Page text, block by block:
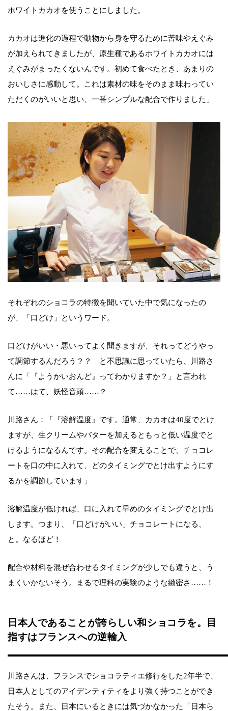
ホワイトカカオを使うことにしました。
カカオは進化の過程で動物から身を守るために苦味やえぐみ
が加えられてきましたが、原生種であるホワイトカカオには
えぐみがまったくないんです。初めて食べたとき、あまりの
おいしさに感動して。これは素材の味をそのまま味わってい
ただくのがいいと思い、一番シンプルな配合で作りました」
それぞれのショコラの特徴を聞いていた中で気になったの
が、「口どけ」というワード。
口どけがいい・悪いってよく聞きますが、それってどうやっ
て調節するんだろう？？ と不思議に思っていたら、川路さ
んに「『ようかいおんど』ってわかりますか？」と言われ
て……はて、妖怪音頭……？
川路さん：「『溶解温度』です。通常、カカオは40度でとけ
ますが、生クリームやバターを加えるともっと低い温度でと
けるようになるんです。その配合を変えることで、チョコレ
ートを口の中に入れて、どのタイミングでとけ出すようにす
るかを調節しています」
溶解温度が低ければ、口に入れて早めのタイミングでとけ出
します。つまり、「口どけがいい」チョコレートになる、
と。なるほど！
配合や材料を混ぜ合わせるタイミングが少しでも違うと、う
まくいかないそう。まるで理科の実験のような緻密さ……！
日本人であることが誇らしい和ショコラを。目
指すはフランスへの逆輸入
川路さんは、フランスでショコラティエ修行をした2年半で、
日本人としてのアイデンティティをより強く持つことができ
たそう。また、日本にいるときには気づかなかった「日本ら